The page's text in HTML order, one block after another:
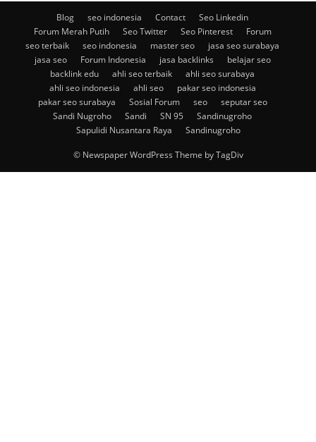
Blog seo indonesia Contact
Seo Linkedin
Forum Merah Putih
Seo Twitter Seo Pinterest
Forum
seo terbaik
seo indonesia master seo
jasa seo surabaya
jasa seo
Forum Indonesia jasa backlinks
belajar seo
backlink edu
ahli seo terbaik
ahli seo surabaya
ahli seo indonesia
ahli seo
pakar seo indonesia
pakar seo surabaya
Sosial Forum seo
seputar seo
Sandi Nugroho
Sandi SN 95
Sandinugroho
Sapulidi Nusantara Raya
Sandinugroho
© Newspaper WordPress Theme by TagDiv